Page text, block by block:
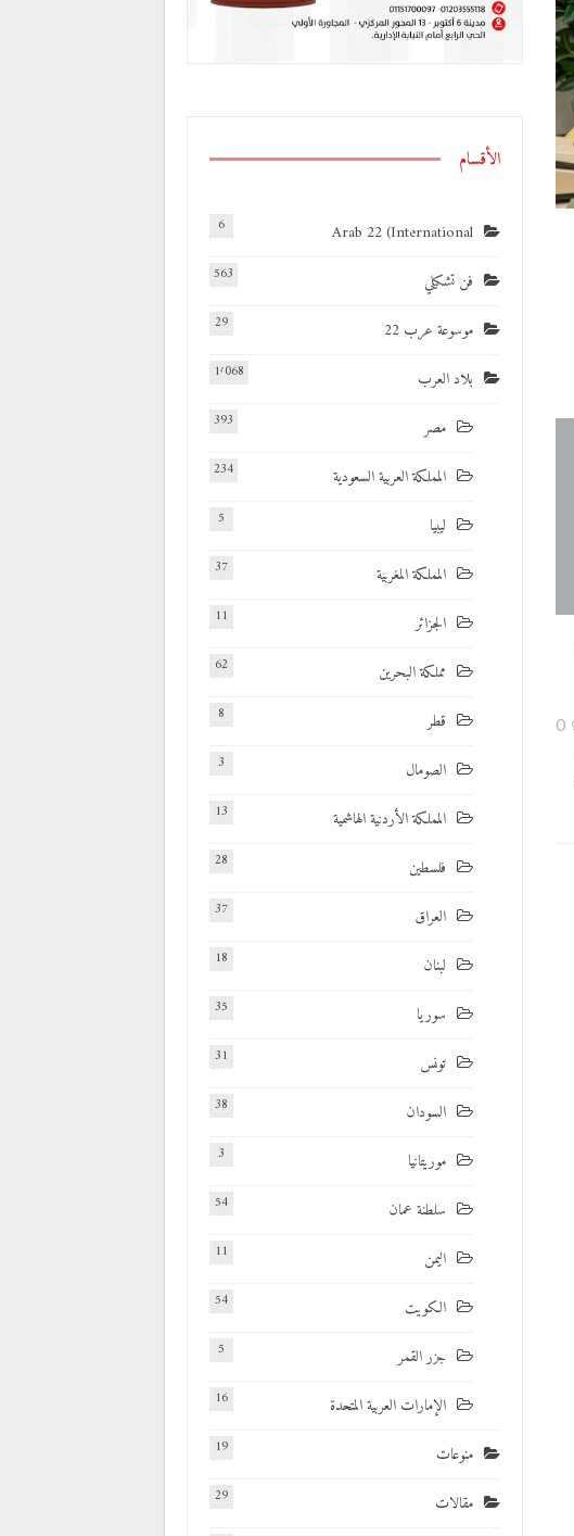
0
الأقسام
Arab 22 (International
6
فن تشكيلي 563
موسوعة عرب 22 29
بلاد العرب 1٬068
مصر 393
المملكة العربية السعودية 234
ليبيا 5
المملكة المغربية 37
الجزائر 11
مملكة البحرين 62
قطر 8
الصومال 3
المملكة الأردنية الهاشمية 13
فلسطين 28
العراق 37
لبنان 18
سوريا 35
تونس 31
السودان 38
موريتانيا 3
سلطنة عمان 54
اليمن 11
الكويت 54
جزر القمر 5
الإمارات العربية المتحدة 16
منوعات 19
مقالات 29